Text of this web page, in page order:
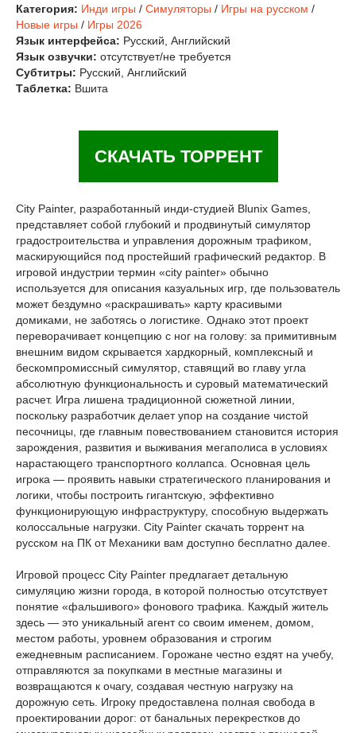
Категория: Инди игры / Симуляторы / Игры на русском /
Новые игры / Игры 2026
Язык интерфейса: Русский, Английский
Язык озвучки: отсутствует/не требуется
Субтитры: Русский, Английский
Таблетка: Вшита
СКАЧАТЬ ТОРРЕНТ
City Painter, разработанный инди-студией Blunix Games,
представляет собой глубокий и продвинутый симулятор
градостроительства и управления дорожным трафиком,
маскирующийся под простейший графический редактор. В
игровой индустрии термин «city painter» обычно
используется для описания казуальных игр, где пользователь
может бездумно «раскрашивать» карту красивыми
домиками, не заботясь о логистике. Однако этот проект
переворачивает концепцию с ног на голову: за примитивным
внешним видом скрывается хардкорный, комплексный и
бескомпромиссный симулятор, ставящий во главу угла
абсолютную функциональность и суровый математический
расчет. Игра лишена традиционной сюжетной линии,
поскольку разработчик делает упор на создание чистой
песочницы, где главным повествованием становится история
зарождения, развития и выживания мегаполиса в условиях
нарастающего транспортного коллапса. Основная цель
игрока — проявить навыки стратегического планирования и
логики, чтобы построить гигантскую, эффективно
функционирующую инфраструктуру, способную выдержать
колоссальные нагрузки. City Painter скачать торрент на
русском на ПК от Механики вам доступно бесплатно далее.
Игровой процесс City Painter предлагает детальную
симуляцию жизни города, в которой полностью отсутствует
понятие «фальшивого» фонового трафика. Каждый житель
здесь — это уникальный агент со своим именем, домом,
местом работы, уровнем образования и строгим
ежедневным расписанием. Горожане честно ездят на учебу,
отправляются за покупками в местные магазины и
возвращаются к очагу, создавая честную нагрузку на
дорожную сеть. Игроку предоставлена полная свобода в
проектировании дорог: от банальных перекрестков до